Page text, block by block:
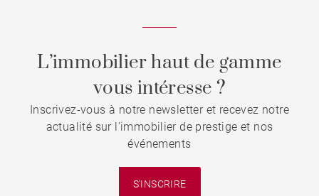
L’immobilier haut de gamme
vous intéresse ?
Inscrivez-vous à notre newsletter et recevez notre
actualité sur l'immobilier de prestige et nos
événements
S'INSCRIRE